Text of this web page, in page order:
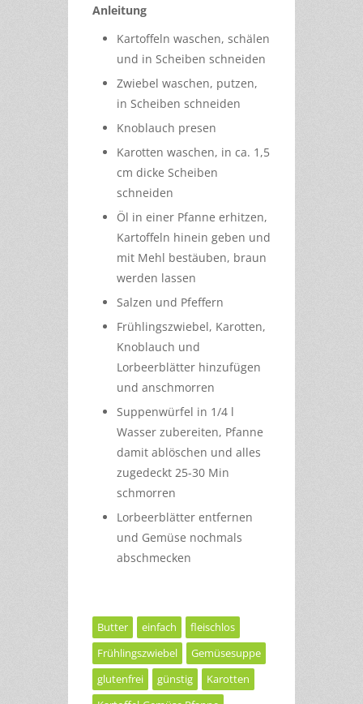
Anleitung
Kartoffeln waschen, schälen
und in Scheiben schneiden
Zwiebel waschen, putzen,
in Scheiben schneiden
Knoblauch presen
Karotten waschen, in ca. 1,5
cm dicke Scheiben
schneiden
Öl in einer Pfanne erhitzen,
Kartoffeln hinein geben und
mit Mehl bestäuben, braun
werden lassen
Salzen und Pfeffern
Frühlingszwiebel, Karotten,
Knoblauch und
Lorbeerblätter hinzufügen
und anschmorren
Suppenwürfel in 1/4 l
Wasser zubereiten, Pfanne
damit ablöschen und alles
zugedeckt 25-30 Min
schmorren
Lorbeerblätter entfernen
und Gemüse nochmals
abschmecken
Butter einfach
fleischlos
Frühlingszwiebel
Gemüsesuppe
glutenfrei
günstig
Karotten